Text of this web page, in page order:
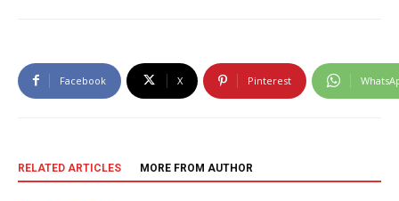
Facebook X Pinterest
RELATED ARTICLES MORE FROM AUTHOR